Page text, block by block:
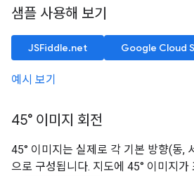
샘플 사용해 보기
JSFiddle.net Google Cloud
예시 보기
45° 이미지 회전
45° 이미지는 실제로 각 기본 방향(동,
으로 구성됩니다. 지도에 45° 이미지가